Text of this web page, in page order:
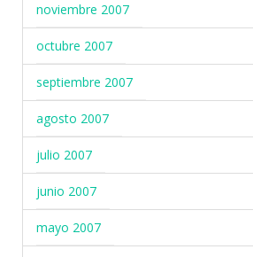
noviembre 2007
octubre 2007
septiembre 2007
agosto 2007
julio 2007
junio 2007
mayo 2007